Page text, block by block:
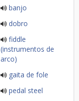
banjo
dobro
fiddle
(instrumentos de
arco)
gaita de fole
pedal steel